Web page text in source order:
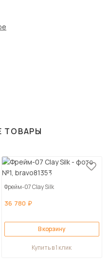
ТОВАРЫ
Фрейм-07 Clay Silk
36 780 ₽
В корзину
Купить в 1 клик